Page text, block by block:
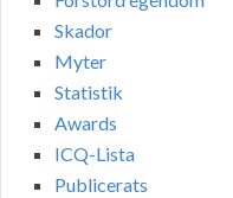
Skador
Myter
Statistik
Awards
ICQ-Lista
Publicerats